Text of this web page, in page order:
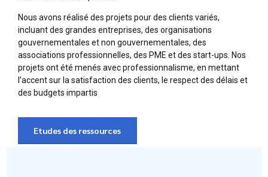
Nous avons réalisé des projets pour des clients variés,
incluant des grandes entreprises, des organisations
gouvernementales et non gouvernementales, des
associations professionnelles, des PME et des start-ups. Nos
projets ont été menés avec professionnalisme, en mettant
l’accent sur la satisfaction des clients, le respect des délais et
des budgets impartis
Etudes des ressources